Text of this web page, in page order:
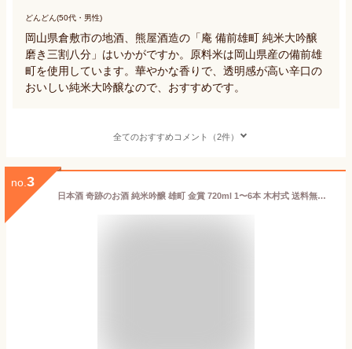
どんどん(50代・男性)
岡山県倉敷市の地酒、熊屋酒造の「庵 備前雄町 純米大吟醸
磨き三割八分」はいかがですか。原料米は岡山県産の備前雄
町を使用しています。華やかな香りで、透明感が高い辛口の
おいしい純米大吟醸なので、おすすめです。
全てのおすすめコメント（2件）
no. 3
日本酒 奇跡のお酒 純米吟醸 雄町 金賞 720ml 1〜6本 木村式 送料無料 送料込み 父の日 ギフト プレゼント 贈り物 メッセージシール 自宅用 化粧箱 父の日 ギフトボックス 肥料 農薬 除草剤 に頼らない 自然栽培 米 やや 甘口 お酒 倉敷 岡山 お酒 お歳暮 御歳暮